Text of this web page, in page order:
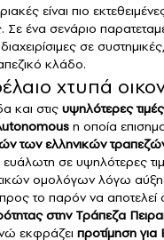
είναι πιο
ένα σενάριο
σε
κλάδο.
χτυπά
και στιςυψηλότερες
η οποία
των ελληνικών
σε υψηλότερες
ομολόγων λόγω
το παρόν να αποτελεί
στην Τράπεζα
εκφράζει προτίμηση